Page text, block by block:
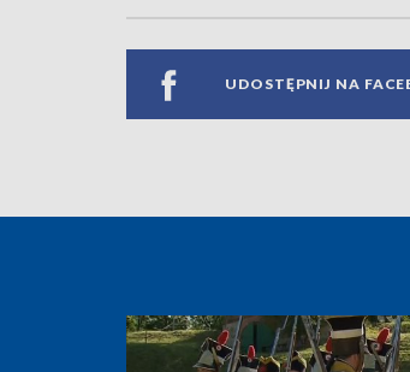
UDOSTĘPNIJ NA